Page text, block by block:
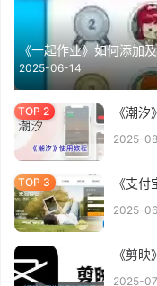
《一起作业》如何添加
2025-06-14
《潮
2025-
《支
2025-
《剪
2025-